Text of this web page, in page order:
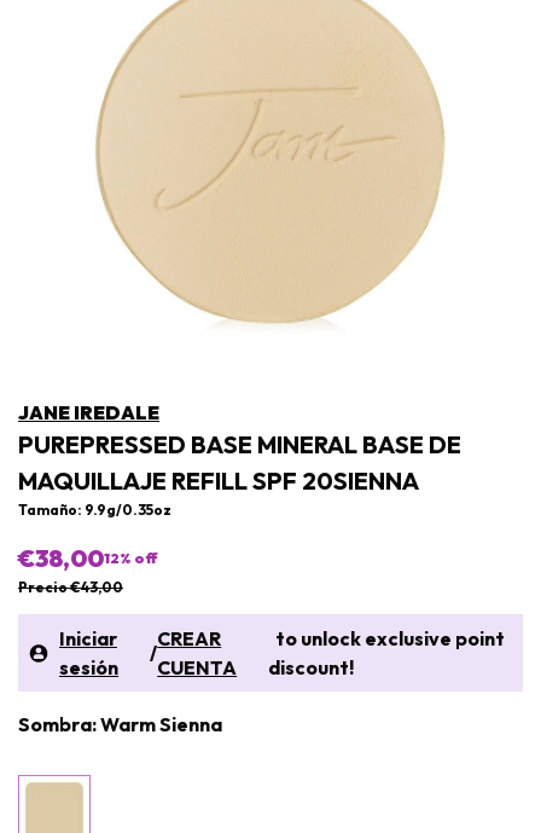
JANE IREDALE
PUREPRESSED BASE MINERAL BASE DE
MAQUILLAJE REFILL SPF 20SIENNA
Tamaño: 9.9g/0.35oz
€38,0012% off
Precio €43,00
Iniciar
sesión
/
CREAR
CUENTA
to unlock exclusive point
discount!
Sombra: Warm Sienna